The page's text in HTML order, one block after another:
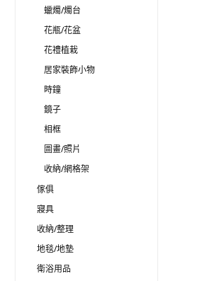
蠟燭/燭台
花瓶/花盆
花禮植栽
居家裝飾小物
時鐘
鏡子
相框
圖畫/照片
收納/網格架
傢俱
寢具
收納/整理
地毯/地墊
衛浴用品